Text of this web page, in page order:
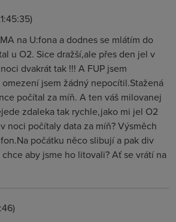
na U:fona a dodnes se mlátím do
u O2. Sice dražší,ale přes den jel v
dvakrát tak !!! A FUP jsem
jsem žádný nepocítil.Stažená
počítal za míň. A ten váš milovanej
zdaleka tak rychle,jako mi jel O2
noci počítaly data za míň? Výsměch
počátku něco slibují a pak div
aby jsme ho litovali? Ať se vrátí na